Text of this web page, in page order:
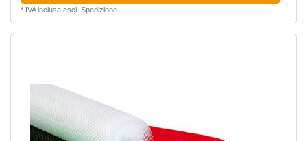
* IVA inclusaescl. Spedizione